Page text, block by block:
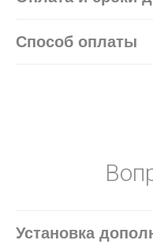
Способ оплаты
Установка